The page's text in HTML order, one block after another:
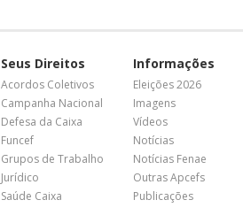
Seus Direitos
Acordos Coletivos
Campanha Nacional
Defesa da Caixa
Funcef
Grupos de Trabalho
Jurídico
Saúde Caixa
Informações
Eleições 2026
Imagens
Vídeos
Notícias
Notícias Fenae
Outras Apcefs
Publicações